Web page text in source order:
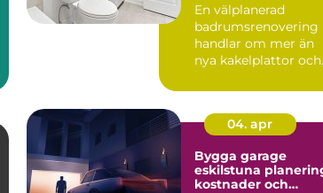
En välplanerad
badrumsrenovering
handlar om mer än
nya kakelplattor och
många i...
04. apr
Bygga garage
eskilstuna planering,
kostnader och